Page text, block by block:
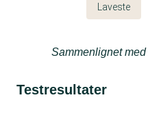
Laveste
Sammenlignet med
Testresultater